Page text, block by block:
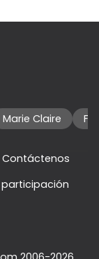
Marie Claire
Contáctenos
participación